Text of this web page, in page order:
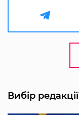
Вибір редакції